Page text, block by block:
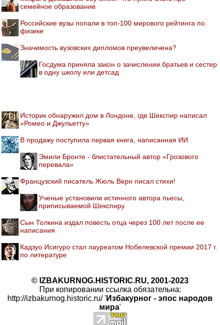
семейное образование
Российские вузы попали в топ-100 мирового рейтинга по
физике
Значимость вузовских дипломов преувеличена?
Госдума приняла закон о зачислении братьев и сестер
в одну школу или детсад
Историк обнаружил дом в Лондоне, где Шекспир написал
«Ромео и Джульетту»
В продажу поступила первая книга, написанная ИИ
Эмили Бронте - блистательный автор «Грозового
перевала»
Французский писатель Жюль Верн писал стихи!
Ученые установили истинного автора пьесы,
приписываемой Шекспиру
Сын Толкина издал повесть отца через 100 лет после ее
написания
Кадзуо Исигуро стал лауреатом Нобелевской премии 2017 г.
по литературе
© IZBAKURNOG.HISTORIC.RU, 2001-2023
При копировании ссылка обязательна:
http://izbakurnog.historic.ru/ 'Избакурног - эпос народов
мира'